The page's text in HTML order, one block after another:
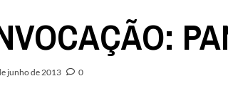
junho de 2013 0